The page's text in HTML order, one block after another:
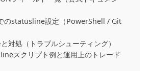
のstatusline設定（PowerShell / Git
対処（トラブルシューティング）
スクリプト例と運用上のトレード